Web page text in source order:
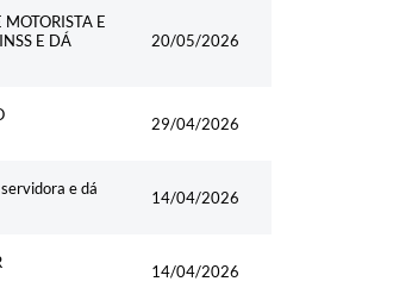
E
E DÁ
20/05/2026
29/04/2026
e dá
14/04/2026
14/04/2026